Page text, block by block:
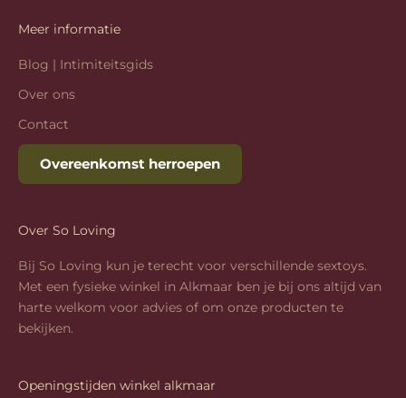
Meer informatie
Blog | Intimiteitsgids
Over ons
Contact
Overeenkomst herroepen
Over So Loving
Bij So Loving kun je terecht voor verschillende sextoys.
Met een fysieke winkel in Alkmaar ben je bij ons altijd van
harte welkom voor advies of om onze producten te
bekijken.
Openingstijden winkel alkmaar